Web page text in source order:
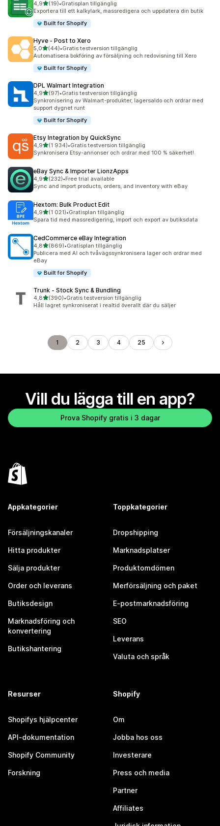
4,9av 5 stjärnor
(19)
19 recensioner totalt
•Gratisplan tillgänglig
Exportera till ett kalkylark, massredigera och uppdatera din butik
Built for Shopify
Hyve ‑ Post to Xero
5,0av 5 stjärnor
(44)
44 recensioner totalt
•Gratis testversion tillgänglig
Automatisera bokföring av försäljning och redovisning till Xero
Built for Shopify
DPL Walmart Integration
4,9av 5 stjärnor
(97)
97 recensioner totalt
•Gratis testversion tillgänglig
Synkronisering av Walmart-produkter, lagersaldo och ordrar med
support dygnet runt
Built for Shopify
Etsy Integration by QuickSync
4,9av 5 stjärnor
(1 934)
1934 recensioner totalt
•Gratis testversion tillgänglig
Synkronisera Etsy-annonser och ordrar med 100 % säkerhet!
eBay Sync & Importer LionzApps
4,9av 5 stjärnor
(232)
232 recensioner totalt
•Free trial available
Sync and import products, orders, and inventory with eBay
Hextom: Bulk Product Edit
4,9av 5 stjärnor
(1 021)
1021 recensioner totalt
•Gratisplan tillgänglig
Spara tid med massredigering, import och export av butiksdata
CedCommerce eBay Integration
4,8av 5 stjärnor
(869)
869 recensioner totalt
•Gratisplan tillgänglig
Publicera med AI och tvåvägssynkronisera lager och ordrar med
eBay
Built for Shopify
Trunk ‑ Stock Sync & Bundling
4,8av 5 stjärnor
(390)
390 recensioner totalt
•Gratis testversion tillgänglig
Håll lagret synkroniserat i realtid överallt där du säljer
1 2 3 4 25
Vill du lägga till en app?
Prova Shopify gratis i 3 dagar
Appkategorier
Försäljningskanaler
Hitta produkter
Sälja produkter
Order och leverans
Butiksdesign
Marknadsföring och
konvertering
Butikshantering
Toppkategorier
Dropshipping
Marknadsplatser
Produktomdömen
Merförsäljning och paket
E-postmarknadsföring
SEO
Leverans
Valuta och språk
Resurser
Shopifys hjälpcenter
API-dokumentation
Shopify Community
Forskning
Shopify
Om
Jobba hos oss
Investerare
Press och media
Partner
Affiliates